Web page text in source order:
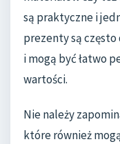
są praktyczne i
prezenty są
i mogą być łatwo
wartości.
Nie należy
które również